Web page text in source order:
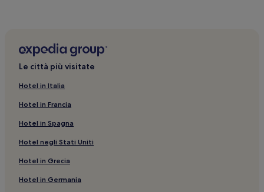
Muenster: hotel a 3 stelle
Stazione di Greven: hotel nelle vicinanze
Muenster: Hotel di lusso
Circondario di Steinfurt: hotel
Billerbeck: hotel
Steinfurt: hotel
Altenberge: hotel
Stazione di Reckenfeld: hotel nelle vicinanze
Le città più visitate
Hotel in Italia
Hotel in Francia
Hotel in Spagna
Hotel negli Stati Uniti
Hotel in Grecia
Hotel in Germania